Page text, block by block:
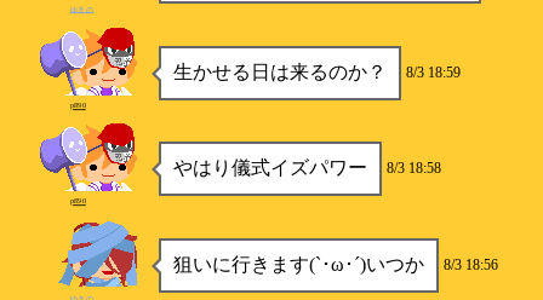
ゆきの
生かせる日は来るのか？ 8/3 18:59
p890
やはり儀式イズパワー 8/3 18:58
p890
狙いに行きます(`･ω･´)いつか 8/3 18:56
ゆきの